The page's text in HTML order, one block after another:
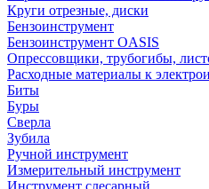
Круги отрезные, диски
Бензоинструмент
Бензоинструмент OASIS
Опрессовщики, трубогибы,
Расходные материалы к
Биты
Буры
Сверла
Зубила
Ручной инструмент
Измерительный инструмент
Инструмент слесарный